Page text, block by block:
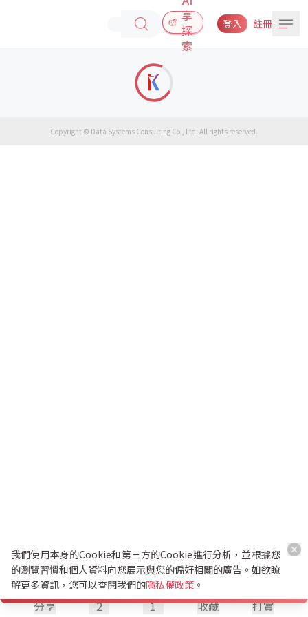
享
探
索
登入 註冊
分享 2 1 收藏 打賞
Copyright © Data Systems Consulting Co., Ltd. All rights reserved.
我們使用本身的Cookie和第三方的Cookie進行分析，並根據您
的瀏覽習慣和個人資料向您展示與您的偏好相關的廣告。如欲瞭
解更多資訊，您可以查閱我們的隱私權政策 。